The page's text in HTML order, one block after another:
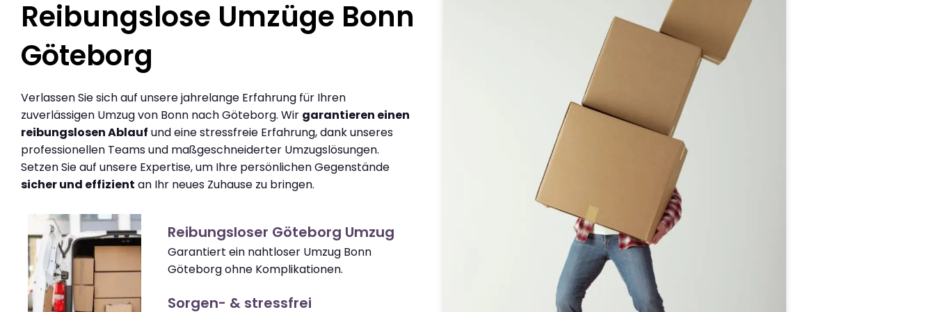
Reibungslose Umzüge Bonn
Göteborg
Verlassen Sie sich auf unsere jahrelange Erfahrung für Ihren
zuverlässigen Umzug von Bonn nach Göteborg. Wir garantieren einen
reibungslosen Ablauf und eine stressfreie Erfahrung, dank unseres
professionellen Teams und maßgeschneiderter Umzugslösungen.
Setzen Sie auf unsere Expertise, um Ihre persönlichen Gegenstände
sicher und effizient an Ihr neues Zuhause zu bringen.
Reibungsloser Göteborg Umzug
Garantiert ein nahtloser Umzug Bonn
Göteborg ohne Komplikationen.
Sorgen- & stressfrei